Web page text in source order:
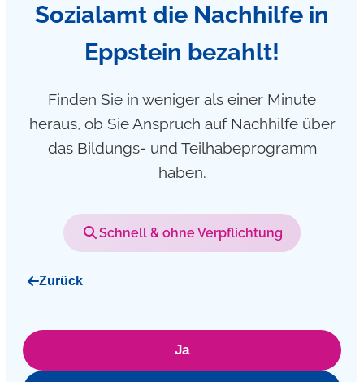
Sozialamt die Nachhilfe in
Eppstein bezahlt!
Finden Sie in weniger als einer Minute
heraus, ob Sie Anspruch auf Nachhilfe über
das Bildungs- und Teilhabeprogramm
haben.
Schnell & ohne Verpflichtung
Zurück
Ja